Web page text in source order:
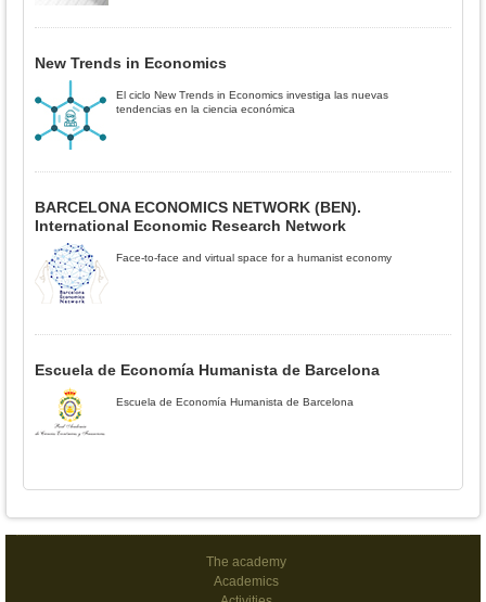
New Trends in Economics
El ciclo New Trends in Economics investiga las nuevas
tendencias en la ciencia económica
BARCELONA ECONOMICS NETWORK (BEN).
International Economic Research Network
Face-to-face and virtual space for a humanist economy
Escuela de Economía Humanista de Barcelona
Escuela de Economía Humanista de Barcelona
The academy
Academics